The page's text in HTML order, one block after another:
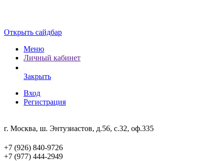
Открыть сайдбар
Меню
Личный кабинет
Закрыть
Вход
Регистрация
г. Москва, ш. Энтузиастов, д.56, с.32, оф.335
+7 (926) 840-9726
+7 (977) 444-2949